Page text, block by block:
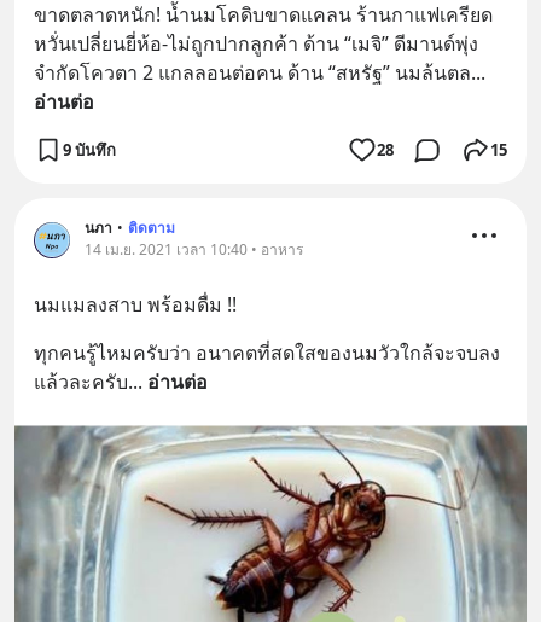
ขาดตลาดหนัก! น้ำนมโคดิบขาดแคลน ร้านกาแฟเครียด
หวั่นเปลี่ยนยี่ห้อ-ไม่ถูกปากลูกค้า ด้าน “เมจิ” ดีมานด์พุ่ง
จำกัดโควตา 2 แกลลอนต่อคน ด้าน “สหรัฐ” นมล้นตล
อ่านต่อ
9 บันทึก 28 15
นภา • ติดตาม
14 เม.ย. 2021 เวลา 10:40 • อาหาร
นมแมลงสาบ พร้อมดื่ม !!
ทุกคนรู้ไหมครับว่า อนาคตที่สดใสของนมวัวใกล้จะจบลง
แล้วละครับ... อ่านต่อ